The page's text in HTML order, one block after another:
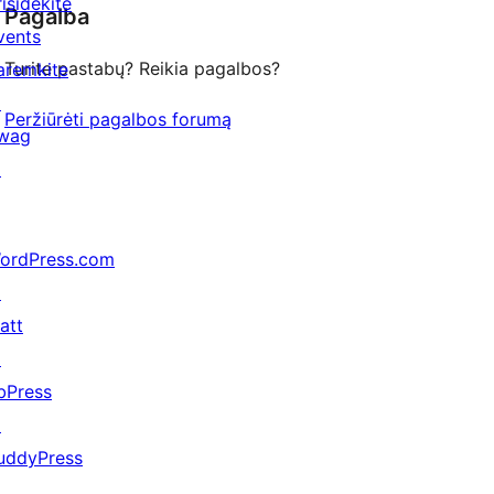
reviews
Pagalba
Turite pastabų? Reikia pagalbos?
Peržiūrėti pagalbos forumą